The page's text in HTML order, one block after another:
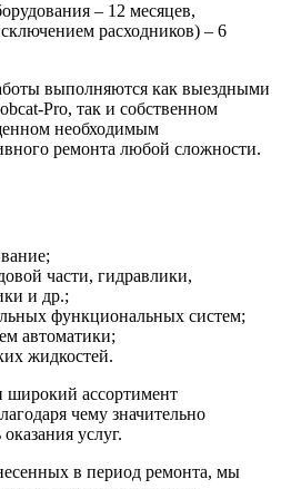
– 12 месяцев,
расходников) – 6
выполняются как выездными
Pro, так и собственном
необходимым
ремонта любой сложности.
части, гидравлики,
и др.;
функциональных систем;
автоматики;
жидкостей.
широкий ассортимент
чему значительно
услуг.
в период ремонта, мы